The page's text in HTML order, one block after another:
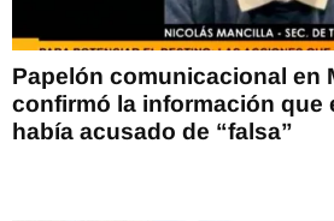
Papelón comunicacional en
confirmó la información que
había acusado de “falsa”